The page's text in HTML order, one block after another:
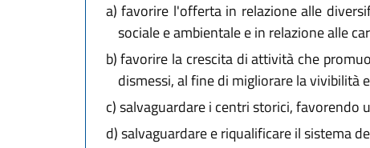
a) favorire l'offerta in relazione alle
sociale e ambientale e in relazione alle
b)favorire la crescita di attività che
dismessi, al fine di migliorare la vivibilità
c)salvaguardare i centri storici, favorendo
d)salvaguardare e riqualificare il sistema